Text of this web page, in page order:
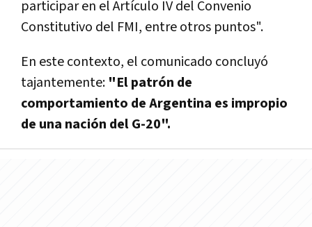
participar en el Artículo IV del Convenio
Constitutivo del FMI, entre otros puntos".
En este contexto, el comunicado concluyó
tajantemente: "El patrón de
comportamiento de Argentina es impropio
de una nación del G-20".